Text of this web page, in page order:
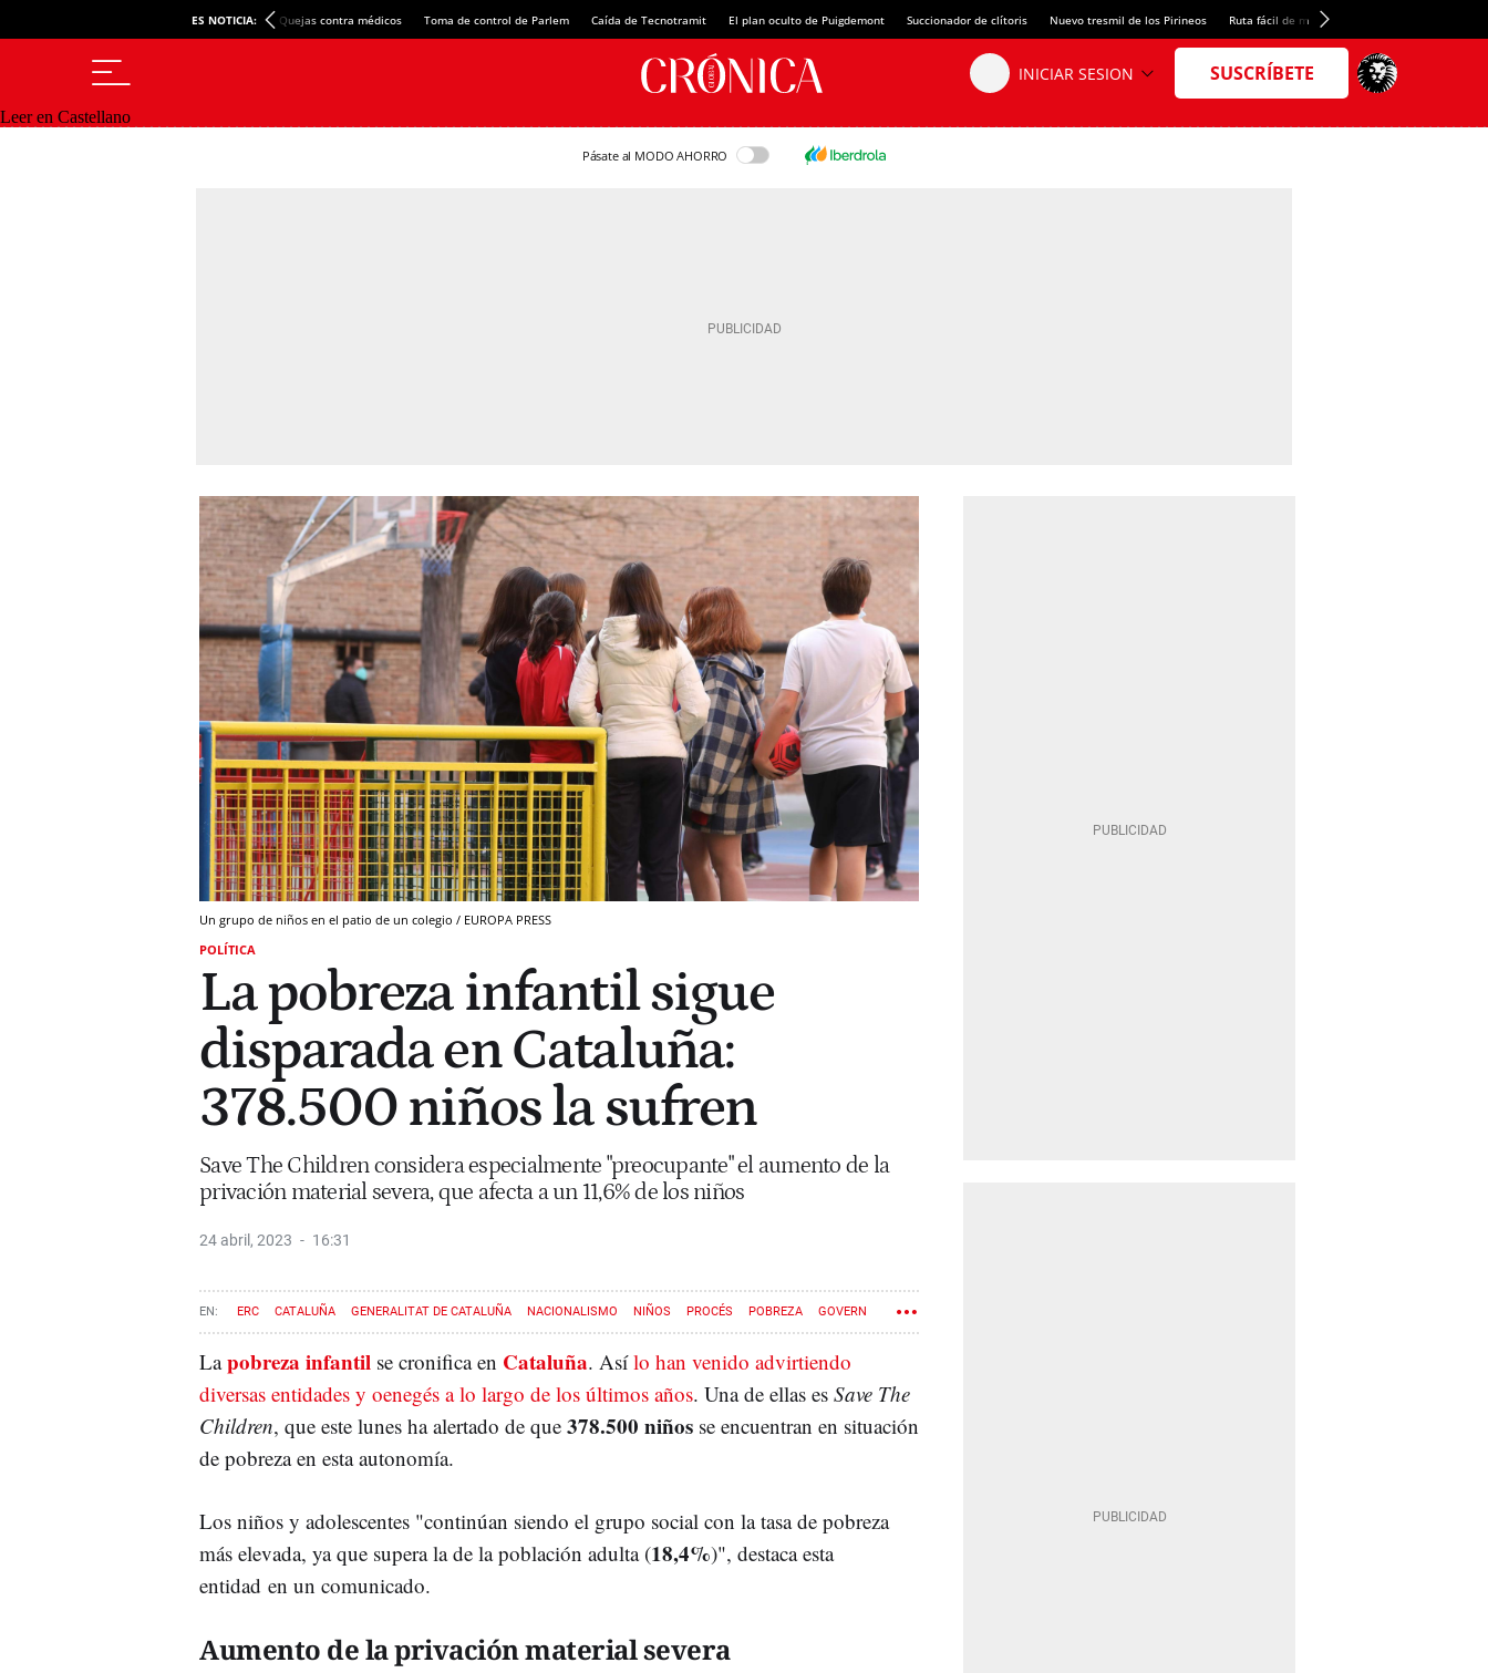
ES NOTICIA: Quejas contra médicos Toma de control de Parlem Caída de Tecnotramit El plan oculto de Puigdemont Succionador de clítoris Nuevo tresmil de los Pirineos Ruta fácil de montaña
Leer en Castellano
Pásate al MODO AHORRO
Un grupo de niños en el patio de un colegio / EUROPA PRESS
POLÍTICA
La pobreza infantil sigue
disparada en Cataluña:
378.500 niños la sufren
Save The Children considera especialmente "preocupante" el aumento de la
privación material severa, que afecta a un 11,6% de los niños
24 abril, 2023 16:31
ERC CATALUÑA GENERALITAT DE CATALUÑA NACIONALISMO NIÑOS PROCÉS POBREZA GOVERN
Lapobreza infantil se cronifica en Cataluña. Asílo han venido advirtiendo
diversas entidades y oenegés a lo largo de los últimos años. Una de ellas es Save The
Children, que este lunes ha alertado de que 378.500 niños se encuentran en situación
de pobreza en esta autonomía.
Los niños y adolescentes "continúan siendo el grupo social con la tasa de pobreza
más elevada, ya que supera la de la población adulta (18,4%)", destaca esta
entidad en un comunicado.
Aumento de la privación material severa